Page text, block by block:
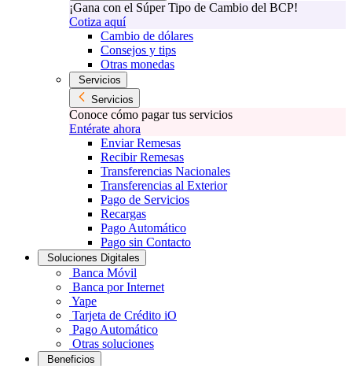
¡Gana con el Súper Tipo de Cambio del BCP!
Cotiza aquí
Cambio de dólares
Consejos y tips
Otras monedas
Servicios
Servicios
Conoce cómo pagar tus servicios
Entérate ahora
Enviar Remesas
Recibir Remesas
Transferencias Nacionales
Transferencias al Exterior
Pago de Servicios
Recargas
Pago Automático
Pago sin Contacto
Soluciones Digitales
Banca Móvil
Banca por Internet
Yape
Tarjeta de Crédito iO
Pago Automático
Otras soluciones
Beneficios